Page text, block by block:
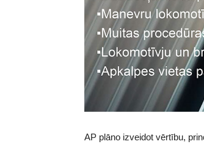
AP plāno izveidot vērtību,